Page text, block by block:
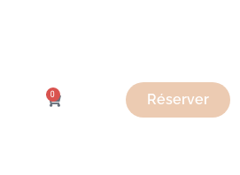
0 Réserver